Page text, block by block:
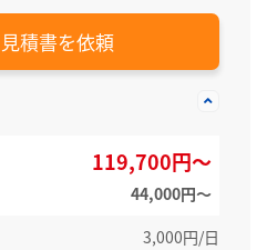
見積書を依頼
119,700円～
44,000円〜
3,000円/日